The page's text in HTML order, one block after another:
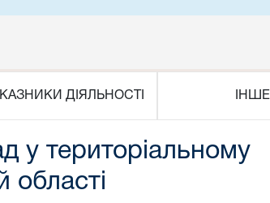
ДІЯЛЬНОСТІ ІНШЕ
у територіальному
області